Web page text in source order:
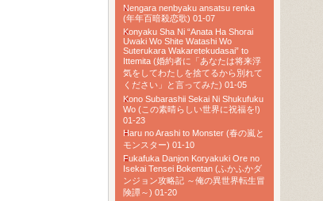
Nengara nenbyaku ansatsu renka
(年年百暗殺恋歌) 01-07
Konyaku Sha Ni “Anata Ha Shorai
Uwaki Wo Shite Watashi Wo
Suterukara Wakaretekudasai” to
Ittemita (婚約者に「あなたは将来浮
気をしてわたしを捨てるから別れて
ください」と言ってみた) 01-05
Kono Subarashii Sekai Ni Shukufuku
Wo (この素晴らしい世界に祝福を!)
01-23
Haru no Arashi to Monster (春の嵐と
モンスター) 01-10
Fukafuka Danjon Koryakuki Ore no
Isekai Tensei Bokentan (ふかふかダ
ンジョン攻略記 ～俺の異世界転生冒
険譚～) 01-20